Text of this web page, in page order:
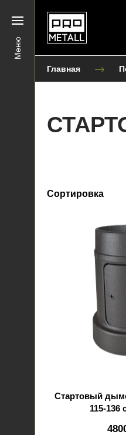
Меню
Главная
Сортировка
Стартовый
115-136